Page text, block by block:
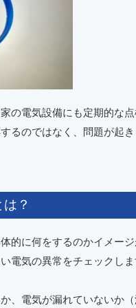
の電気設備にも定期的な
るのではなく、問題が起
？
体的に何をするのかイメ
電気の異常をチェックし
、電気が漏れていないか